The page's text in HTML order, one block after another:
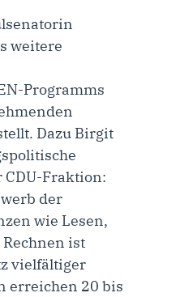
weitere
Programms
Dazu Birgit
CDU-Fraktion:
der
wie Lesen,
ist
vielfältiger
erreichen 20 bis